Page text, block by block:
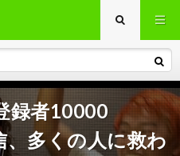
録者10000
、多くの人に救わ